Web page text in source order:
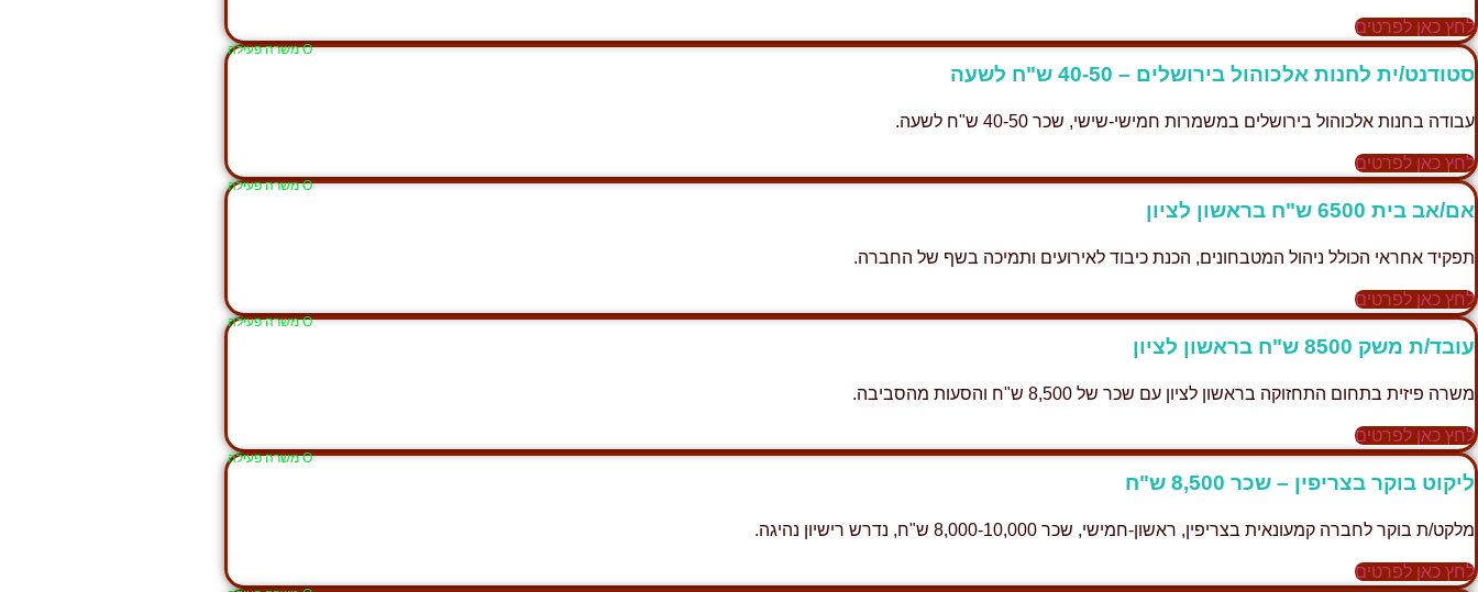
לחץ כאן לפרטים
Ο משרה פעילה
סטודנט/ית לחנות אלכוהול בירושלים – 40-50 ש"ח לשעה
עבודה בחנות אלכוהול בירושלים במשמרות חמישי-שישי, שכר 40-50 ש"ח לשעה.
לחץ כאן לפרטים
Ο משרה פעילה
אם/אב בית 6500 ש"ח בראשון לציון
תפקיד אחראי הכולל ניהול המטבחונים, הכנת כיבוד לאירועים ותמיכה בשף של החברה.
לחץ כאן לפרטים
Ο משרה פעילה
עובד/ת משק 8500 ש"ח בראשון לציון
משרה פיזית בתחום התחזוקה בראשון לציון עם שכר של 8,500 ש"ח והסעות מהסביבה.
לחץ כאן לפרטים
Ο משרה פעילה
ליקוט בוקר בצריפין – שכר 8,500 ש"ח
מלקט/ת בוקר לחברה קמעונאית בצריפין, ראשון-חמישי, שכר 8,000-10,000 ש"ח, נדרש רישיון נהיגה.
לחץ כאן לפרטים